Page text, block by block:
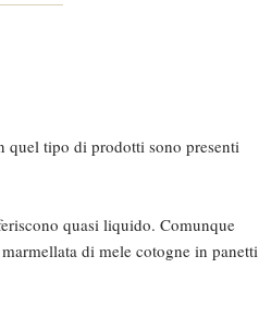
quel tipo di prodotti sono presenti
quasi liquido. Comunque
di mele cotogne in panetti